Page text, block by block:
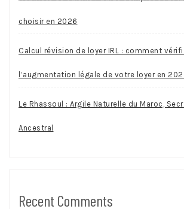
choisir en 2026
Calcul révision de loyer IRL : comment
l’augmentation légale de votre loyer en
Le Rhassoul : Argile Naturelle du Maroc,
Ancestral
Recent Comments